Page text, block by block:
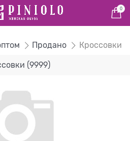
0
Продано Кроссовки
(9999)